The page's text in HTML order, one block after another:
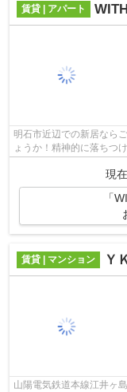
賃貸 | アパート
明石市近辺での新居なら
ょうか！精神的に落ちつ
い環境と駅へのアクセス
現
「
賃貸 | マンション Ｙ
山陽電気鉄道本線江井ヶ